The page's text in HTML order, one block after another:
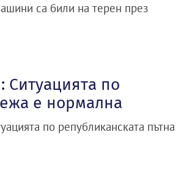
са били на терен през
по
е нормална
по републиканската пътна